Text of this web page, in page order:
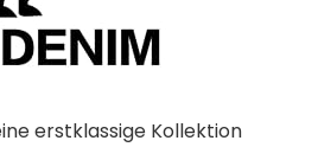
erstklassige Kollektion